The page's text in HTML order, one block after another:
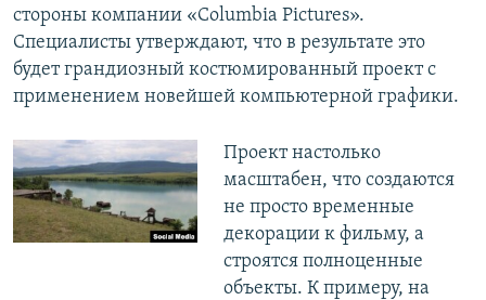
стороны компании «Columbia Pictures».
Специалисты утверждают, что в результате это
будет грандиозный костюмированный проект с
применением новейшей компьютерной графики.
Проект настолько
масштабен, что создаются
не просто временные
декорации к фильму, а
строятся полноценные
объекты. К примеру, на